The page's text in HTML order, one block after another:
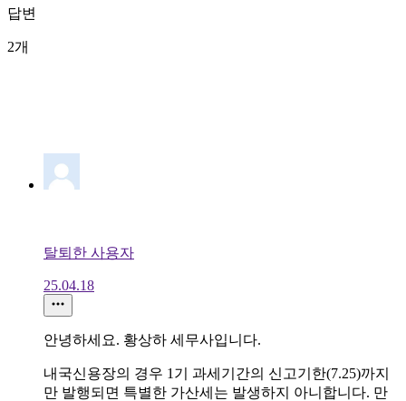
답변
2개
탈퇴한 사용자
25.04.18
안녕하세요. 황상하 세무사입니다.
내국신용장의 경우 1기 과세기간의 신고기한(7.25)까지
만 발행되면 특별한 가산세는 발생하지 아니합니다. 만